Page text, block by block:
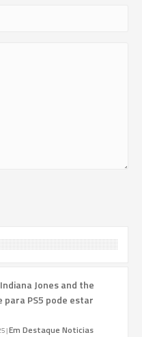
Jones and the
para PS5 pode estar
|Em Destaque Noticias